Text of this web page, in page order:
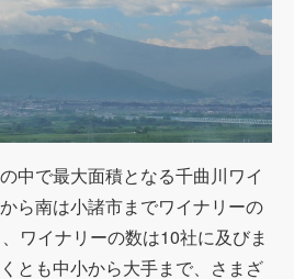
中で最大面積となる千曲川ワイ
ら南は小諸市までワイナリーの
ワイナリーの数は10社に及びま
とも中小から大手まで、さまざ